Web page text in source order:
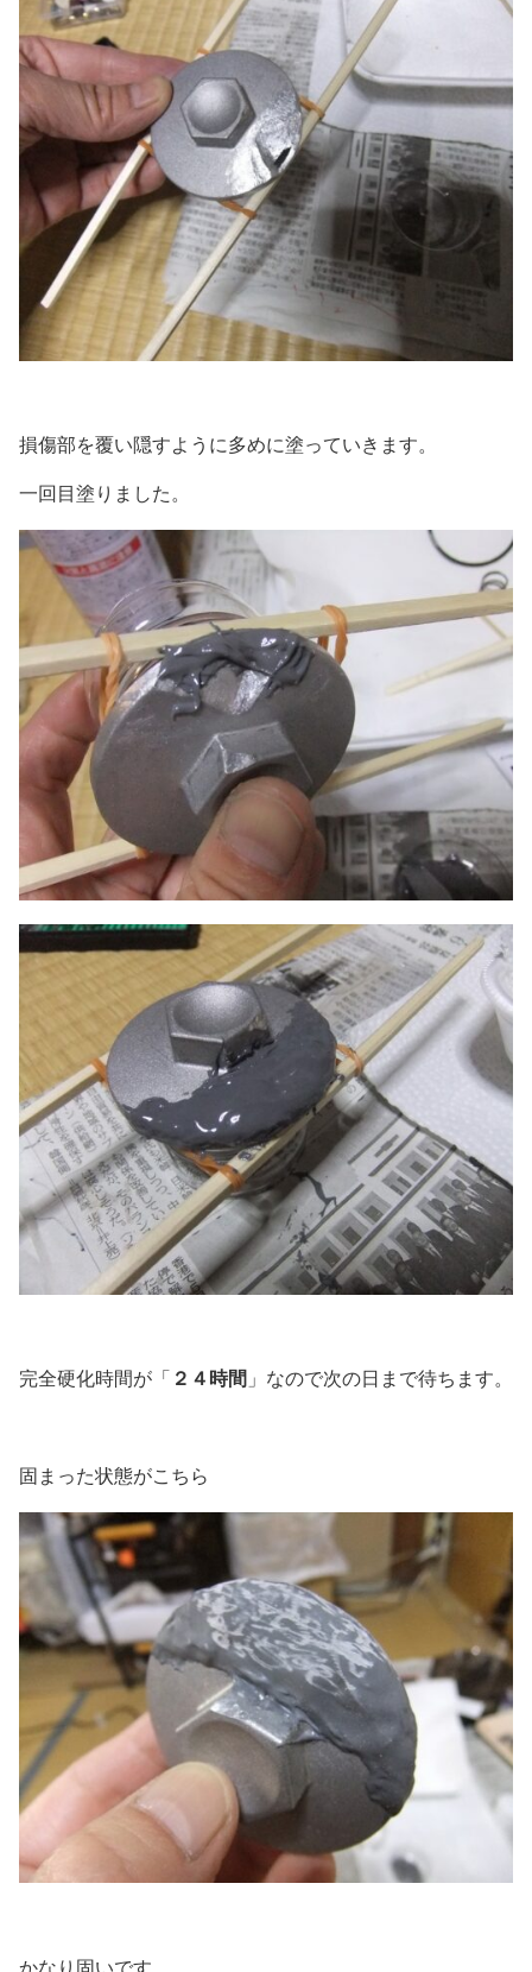
損傷部を覆い隠すように多めに塗っていきます。
一回目塗りました。
完全硬化時間が「 ２４時間 」なので次の日まで待ちます。
固まった状態がこちら
かなり固いです。